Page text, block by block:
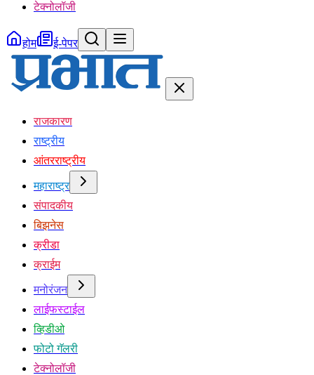
टेक्नोलॉजी
होम ई-पेपर
राजकारण
राष्ट्रीय
आंतरराष्ट्रीय
महाराष्ट्र
संपादकीय
बिझनेस
क्रीडा
क्राईम
मनोरंजन
लाईफस्टाईल
व्हिडीओ
फोटो गॅलरी
टेक्नोलॉजी